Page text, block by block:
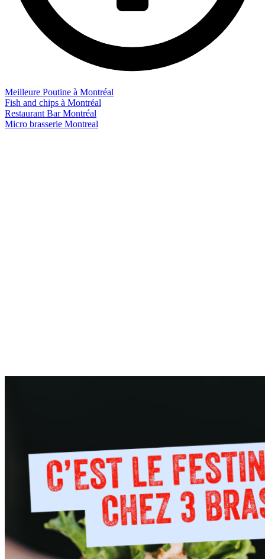
Meilleure Poutine à Montréal
Fish and chips à Montréal
Restaurant Bar Montréal
Micro brasserie Montreal